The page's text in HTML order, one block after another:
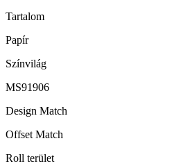
Tartalom
Papír
Színvilág
MS91906
Design Match
Offset Match
Roll terület